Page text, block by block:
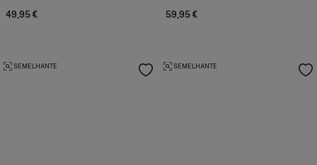
49,95 € 59,95 €
SEMELHANTE SEMELHANTE